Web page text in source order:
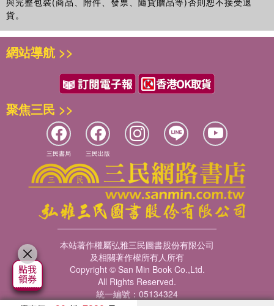
貨。
網站導航 >>
聚焦三民 >>
三民書局 三民出版
本站著作權屬弘雅三民圖書股份有限公司
及相關著作權所有人所有
Copyright © San Min Book Co.,Ltd.
All Rights Reserved.
統一編號：05134324